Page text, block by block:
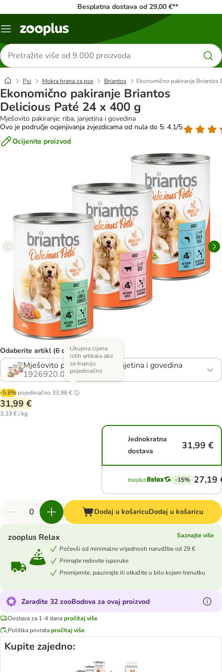
Besplatna dostava od 29,00 €**
Izbornik
Traži
proizvode
Psi Mokra hrana za pse Briantos Ekonomično pakiranje Briantos
Ekonomično pakiranje Briantos
Delicious Paté 24 x 400 g
Mješovito pakiranje: riba, janjetina i govedina
Ovo je područje ocjenjivanja zvjezdicama od nula do 5: 4.1/5
Ocijenite proizvod
Odaberite artikl (6 opcija)
Mješovito pakiranje: riba, janjetina i govedina
1926920.0
-5.8% pojedinačno 33,96 €
Ukupna cijena
istih artikala ako
se kupuju
pojedinačno
31,99 €
3,33 € / kg
Jednokratna
dostava
31,99 €
-15% 27,19
Dodaj u košaricuDodaj u košaricu
zooplus Relax
Saznajte više
Počevši od minimalne vrijednosti narudžbe od 29 €
Primajte redovite isporuke
Promijenite, pauzirajte ili otkažite u bilo kojem trenutku
Zaradite 32 zooBodova za ovaj proizvod
Dostava za 1-4 danapročitaj više
Politika povratapročitaj više
Kupite zajedno: